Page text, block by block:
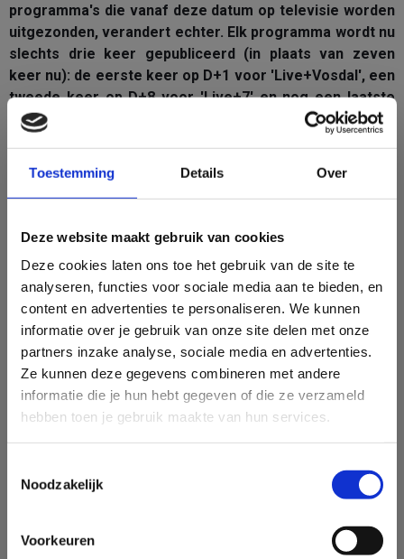
Toestemming Details Over
Deze website maakt gebruik van cookies
Deze cookies laten ons toe het gebruik van de site te
analyseren, functies voor sociale media aan te bieden, en
content en advertenties te personaliseren. We kunnen
informatie over je gebruik van onze site delen met onze
partners inzake analyse, sociale media en advertenties.
Ze kunnen deze gegevens combineren met andere
informatie die je hun hebt gegeven of die ze verzameld
hebben toen je gebruik maakte van hun services.
Noodzakelijk
Voorkeuren
×
Schrijf je in op onze CIM
nieuwsbrief!
over mediabereik en mediaconsumptie
programma's die vanaf deze datum op televisie worden
uitgezonden, verandert echter. Elk programma wordt nu
slechts drie keer gepubliceerd (in plaats van zeven
keer nu): de eerste keer op D+1 voor 'Live+Vosdal', een
tweede keer op D+8 voor 'Live+7' en nog een laatste
keer op D+30 voor 'Live+28'.
webrating. De online consumptie van tv-programma’s live en
tot 7 dagen na de uitzending via een Connected TV tellen niet
langer mee in de webrating omdat deze consumptie reeds
meetelt in de TV rating (gemeten aan de hand van het TV
panel). De impact van deze correctie is voor het geheel van
programma’s gemiddeld -0.59% in het Noorden en -0.13% in
het Zuiden.
Vanaf 15 april is de rapportering van webratings aangepast in
webrating retroactief herleverd in de software (i.e. vanaf 1
januari 2023) en de TOP 100 Programma’s van 2023 wordt